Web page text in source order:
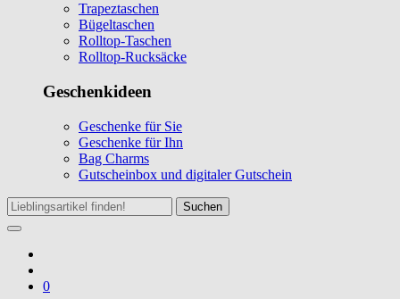
Trapeztaschen
Bügeltaschen
Rolltop-Taschen
Rolltop-Rucksäcke
Geschenkideen
Geschenke für Sie
Geschenke für Ihn
Bag Charms
Gutscheinbox und digitaler Gutschein
Suchen
0